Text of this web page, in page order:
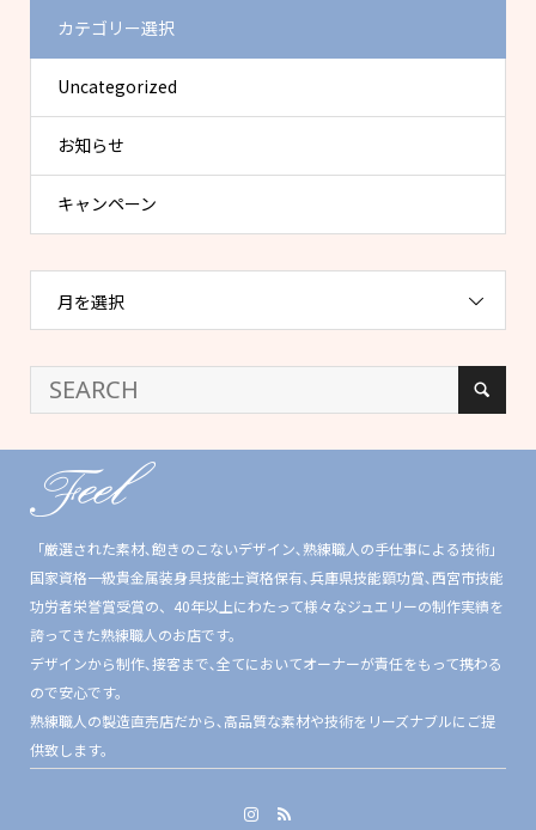
カテゴリー選択
Uncategorized
お知らせ
キャンペーン
月を選択
「厳選された素材､飽きのこないデザイン､熟練職人の手仕事による技術」
国家資格一級貴金属装身具技能士資格保有､兵庫県技能顕功賞､西宮市技能
功労者栄誉賞受賞の、40年以上にわたって様々なジュエリーの制作実績を
誇ってきた熟練職人のお店です。
デザインから制作､接客まで､全てにおいてオーナーが責任をもって携わる
ので安心です。
熟練職人の製造直売店だから､高品質な素材や技術をリーズナブルにご提
供致します。